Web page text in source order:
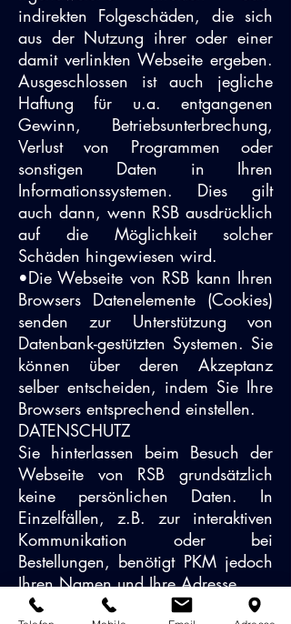
indirekten Folgeschäden, die sich
aus der Nutzung ihrer oder einer
damit verlinkten Webseite ergeben.
Ausgeschlossen ist auch jegliche
Haftung für u.a. entgangenen
Gewinn, Betriebsunterbrechung,
Verlust von Programmen oder
sonstigen Daten in Ihren
Informationssystemen. Dies gilt
auch dann, wenn RSB ausdrücklich
auf die Möglichkeit solcher
Schäden hingewiesen wird.
•Die Webseite von RSB kann Ihren
Browsers Datenelemente (Cookies)
senden zur Unterstützung von
Datenbank-gestützten Systemen. Sie
können über deren Akzeptanz
selber entscheiden, indem Sie Ihre
Browsers entsprechend einstellen.
DATENSCHUTZ
Sie hinterlassen beim Besuch der
Webseite von RSB grundsätzlich
keine persönlichen Daten. In
Einzelfällen, z.B. zur interaktiven
Kommunikation oder bei
Bestellungen, benötigt PKM jedoch
Ihren Namen und Ihre Adresse.